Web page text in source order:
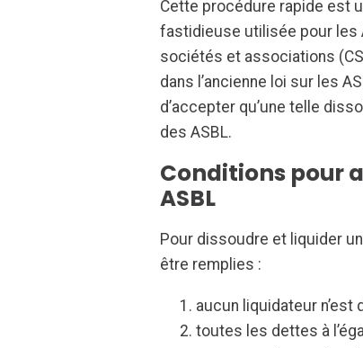
Cette procédure rapide est
fastidieuse utilisée pour les
sociétés et associations
dans l’ancienne loi sur les
d’accepter qu’une telle
des ASBL.
Conditions pour
ASBL
Pour dissoudre et liquider
être remplies :
aucun liquidateur n’est
toutes les dettes à